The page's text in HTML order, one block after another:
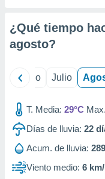
de
¿Qué tiempo
agosto?
Junio Julio
T. Media: 29°C
Días de lluvia: 22
Acum. de lluvia:
Viento medio: 6